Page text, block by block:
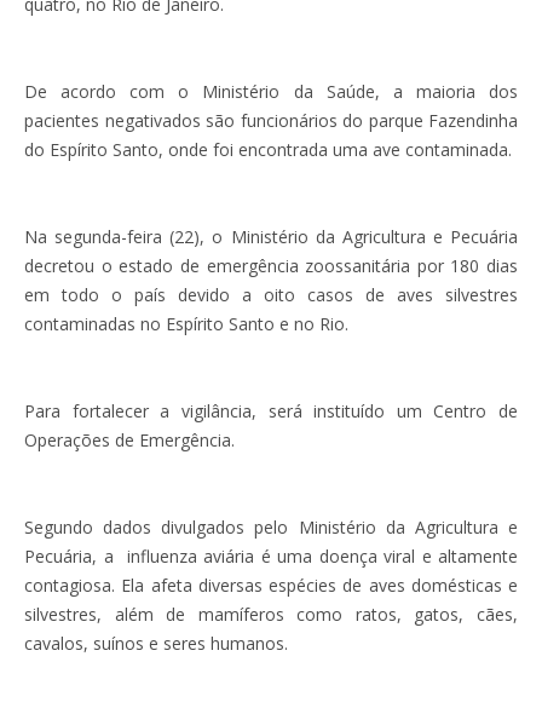
quatro, no Rio de Janeiro.
De acordo com o Ministério da Saúde, a maioria dos
pacientes negativados são funcionários do parque Fazendinha
do Espírito Santo, onde foi encontrada uma ave contaminada.
Na segunda-feira (22), o Ministério da Agricultura e Pecuária
decretou o estado de emergência zoossanitária por 180 dias
em todo o país devido a oito casos de aves silvestres
contaminadas no Espírito Santo e no Rio.
Para fortalecer a vigilância, será instituído um Centro de
Operações de Emergência.
Segundo dados divulgados pelo Ministério da Agricultura e
Pecuária, a influenza aviária é uma doença viral e altamente
contagiosa. Ela afeta diversas espécies de aves domésticas e
silvestres, além de mamíferos como ratos, gatos, cães,
cavalos, suínos e seres humanos.